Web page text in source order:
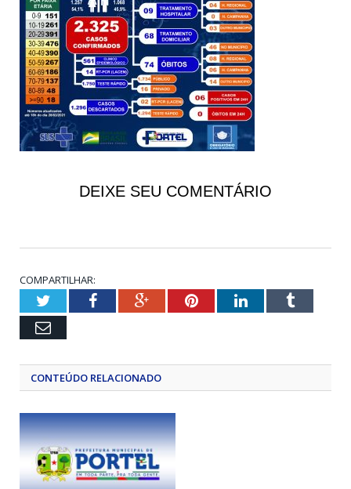
DEIXE SEU COMENTÁRIO
COMPARTILHAR:
TwitterFacebookGoogle+PinterestLinkedInTumblr
Email
CONTEÚDO RELACIONADO